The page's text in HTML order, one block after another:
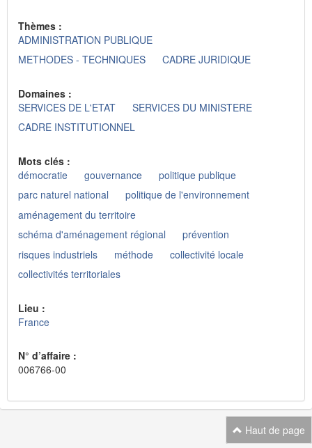
Thèmes :
ADMINISTRATION PUBLIQUE
METHODES - TECHNIQUES
CADRE JURIDIQUE
Domaines :
SERVICES DE L'ETAT
SERVICES DU MINISTERE
CADRE INSTITUTIONNEL
Mots clés :
démocratie
gouvernance
politique publique
parc naturel national
politique de l'environnement
aménagement du territoire
schéma d'aménagement régional
prévention
risques industriels
méthode
collectivité locale
collectivités territoriales
Lieu :
France
N° d’affaire :
006766-00
Haut de page